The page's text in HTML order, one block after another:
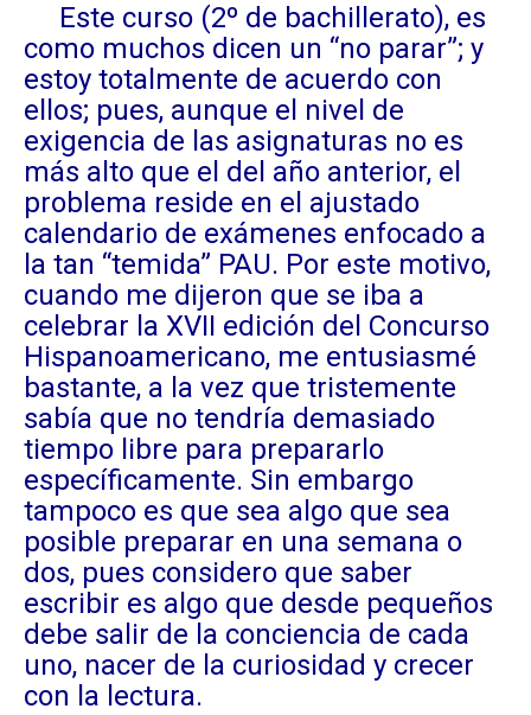
Este curso (2º de bachillerato), es
como muchos dicen un “no parar”; y
estoy totalmente de acuerdo con
ellos; pues, aunque el nivel de
exigencia de las asignaturas no es
más alto que el del año anterior, el
problema reside en el ajustado
calendario de exámenes enfocado a
la tan “temida” PAU. Por este motivo,
cuando me dijeron que se iba a
celebrar la XVII edición del Concurso
Hispanoamericano, me entusiasmé
bastante, a la vez que tristemente
sabía que no tendría demasiado
tiempo libre para prepararlo
específicamente. Sin embargo
tampoco es que sea algo que sea
posible preparar en una semana o
dos, pues considero que saber
escribir es algo que desde pequeños
debe salir de la conciencia de cada
uno, nacer de la curiosidad y crecer
con la lectura.